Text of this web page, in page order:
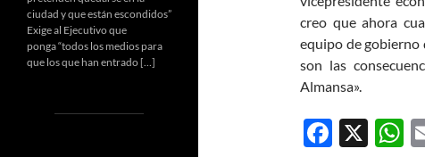
creo que ahora
equipo de gobierno
son las
Almansa».
F
X
ciudad y que están escondidos”
Exige al Ejecutivo que
ponga “todos los medios para
que los que han entrado […]